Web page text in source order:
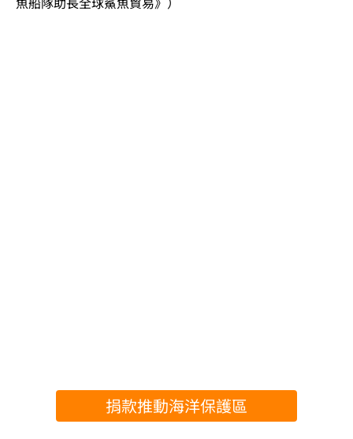
捐款推動海洋保護區